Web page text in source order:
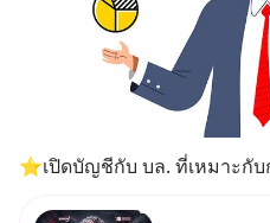
⭐เปิดบัญชีกับ บล. ที่เหมาะกับ